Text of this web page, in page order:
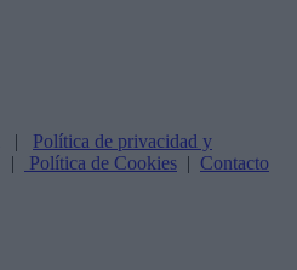
| Política de privacidad y
| Política de Cookies | Contacto